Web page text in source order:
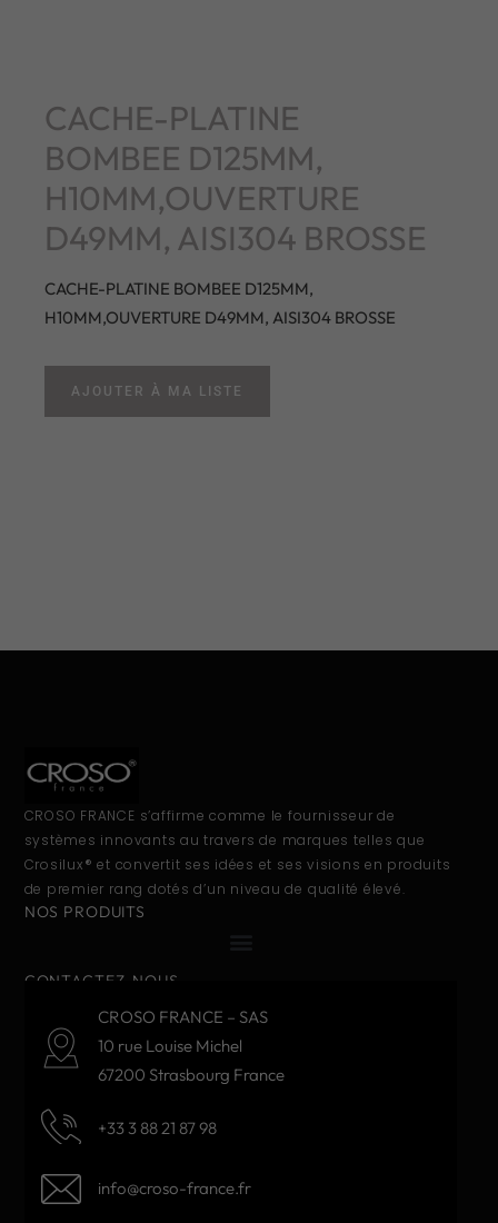
CACHE-PLATINE
BOMBEE D125MM,
H10MM,OUVERTURE
D49MM, AISI304 BROSSE
CACHE-PLATINE BOMBEE D125MM,
H10MM,OUVERTURE D49MM, AISI304 BROSSE
AJOUTER À MA LISTE
CROSO FRANCE s’affirme comme le fournisseur de
systèmes innovants au travers de marques telles que
Crosilux® et convertit ses idées et ses visions en produits
de premier rang dotés d’un niveau de qualité élevé.
NOS PRODUITS
CONTACTEZ-NOUS
CROSO FRANCE – SAS
10 rue Louise Michel
67200 Strasbourg France
+33 3 88 21 87 98
info@croso-france.fr